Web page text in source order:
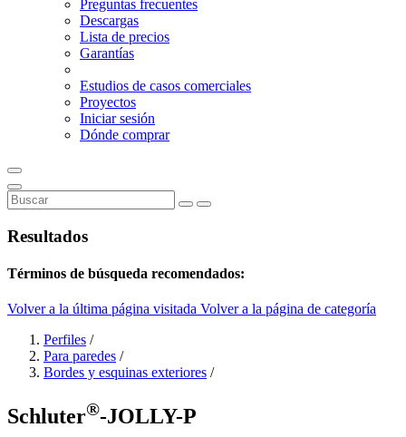
Preguntas frecuentes
Descargas
Lista de precios
Garantías
Estudios de casos comerciales
Proyectos
Iniciar sesión
Dónde comprar
Resultados
Términos de búsqueda recomendados:
Volver a la última página visitada Volver a la página de categoría
Perfiles /
Para paredes /
Bordes y esquinas exteriores /
Schluter®-JOLLY-P